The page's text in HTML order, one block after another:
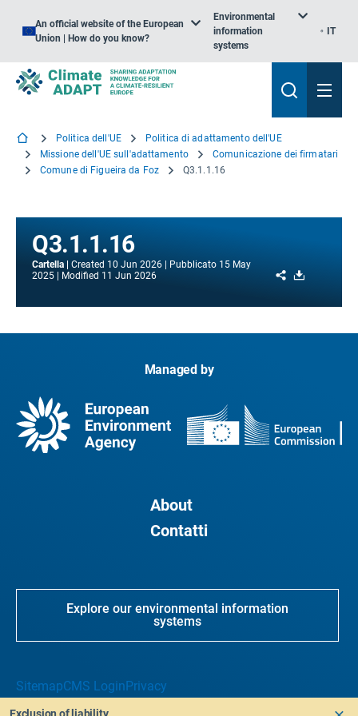
An official website of the European
Union | How do you know?
Environmental
information
systems
IT
Politica dell'UE
Politica di adattamento dell'UE
Missione dell'UE sull'adattamento
Comunicazione dei firmatari
Comune di Figueira da Foz
Q3.1.1.16
Q3.1.1.16
Cartella Created 10 Jun 2026 Pubblicato 15 May
2025
Modified 11 Jun 2026 Share
Managed by
About
Contatti
Explore our environmental information
systems
SitemapCMS LoginPrivacy
Exclusion of liability